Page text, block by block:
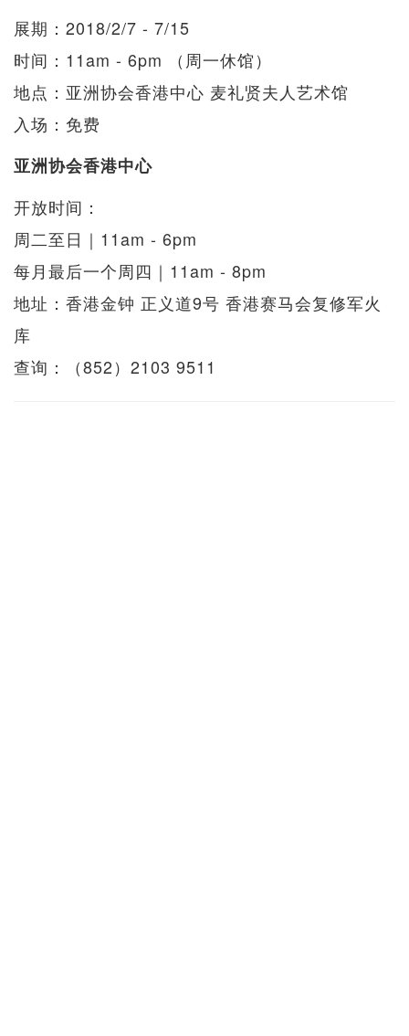
展期：2018/2/7 - 7/15
时间：11am - 6pm （周一休馆）
地点：亚洲协会香港中心 麦礼贤夫人艺术馆
入场：免费
亚洲协会香港中心
开放时间：
周二至日｜11am - 6pm
每月最后一个周四｜11am - 8pm
地址：香港金钟 正义道9号 香港赛马会复修军火
库
查询：（852）2103 9511